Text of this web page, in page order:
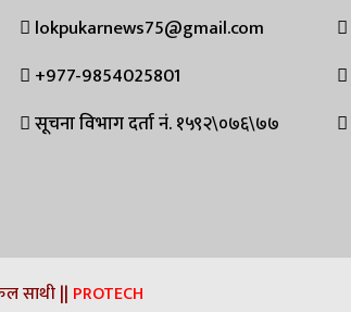
lokpukarnews75@gmail.com
+977-9854025801
सूचना विभाग दर्ता नं. १५९२\०७६\७७
साथी || PROTECH